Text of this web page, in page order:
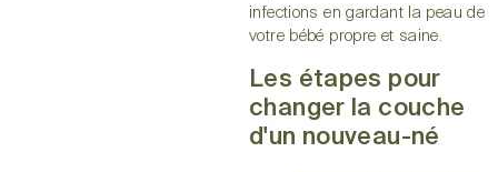
infections en gardant la peau de
votre bébé propre et saine.
Les étapes pour
changer la couche
d'un nouveau-né